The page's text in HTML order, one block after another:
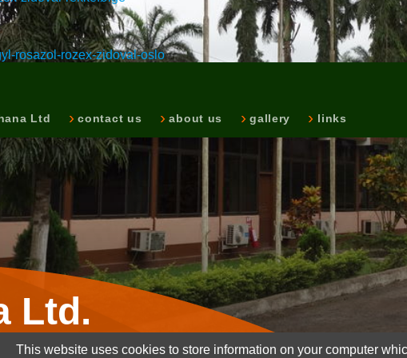
rosazol-rozex-zidoval-oslo
Ltd contact us about us gallery links
Ltd.
This website uses cookies to store information on your computer